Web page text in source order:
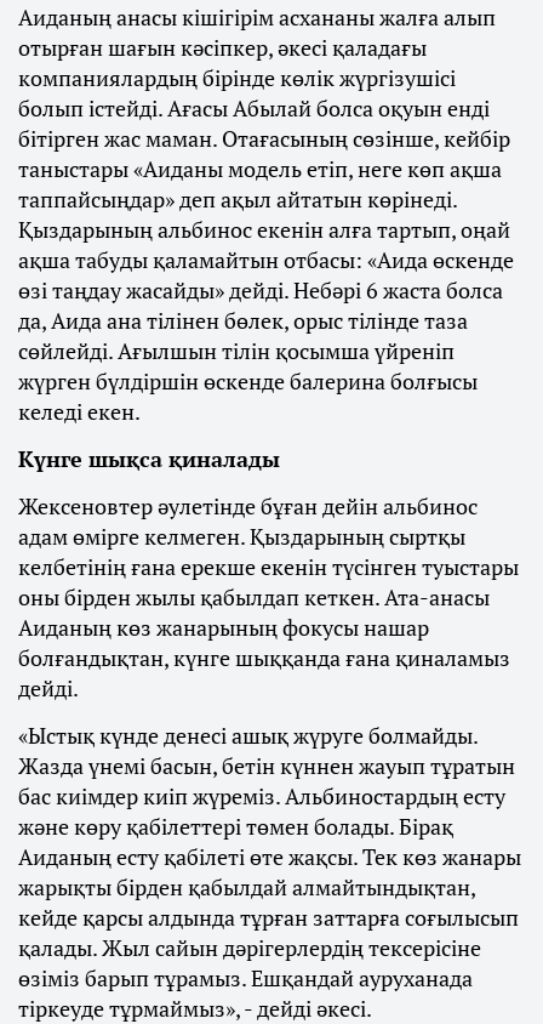
Аиданың анасы кішігірім асхананы жалға алып
отырған шағын кәсіпкер, әкесі қаладағы
компаниялардың бірінде көлік жүргізушісі
болып істейді. Ағасы Абылай болса оқуын енді
бітірген жас маман. Отағасының сөзінше, кейбір
таныстары «Аиданы модель етіп, неге көп ақша
таппайсыңдар» деп ақыл айтатын көрінеді.
Қыздарының альбинос екенін алға тартып, оңай
ақша табуды қаламайтын отбасы: «Аида өскенде
өзі таңдау жасайды» дейді. Небәрі 6 жаста болса
да, Аида ана тілінен бөлек, орыс тілінде таза
сөйлейді. Ағылшын тілін қосымша үйреніп
жүрген бүлдіршін өскенде балерина болғысы
келеді екен.
Күнге шықса қиналады
Жексеновтер әулетінде бұған дейін альбинос
адам өмірге келмеген. Қыздарының сыртқы
келбетінің ғана ерекше екенін түсінген туыстары
оны бірден жылы қабылдап кеткен. Ата-анасы
Аиданың көз жанарының фокусы нашар
болғандықтан, күнге шыққанда ғана қиналамыз
дейді.
«Ыстық күнде денесі ашық жүруге болмайды.
Жазда үнемі басын, бетін күннен жауып тұратын
бас киімдер киіп жүреміз. Альбиностардың есту
және көру қабілеттері төмен болады. Бірақ
Аиданың есту қабілеті өте жақсы. Тек көз жанары
жарықты бірден қабылдай алмайтындықтан,
кейде қарсы алдында тұрған заттарға соғылысып
қалады. Жыл сайын дәрігерлердің тексерісіне
өзіміз барып тұрамыз. Ешқандай ауруханада
тіркеуде тұрмаймыз», - дейді әкесі.